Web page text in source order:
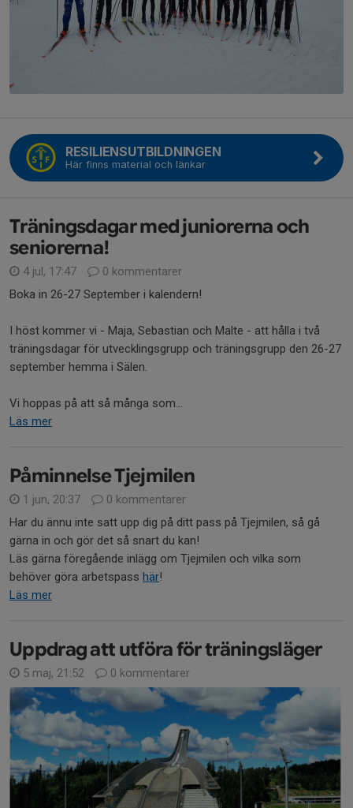
RESILIENSUTBILDNINGEN
Här finns material och länkar
Träningsdagar med juniorerna och
seniorerna!
4 jul, 17:47
0 kommentarer
Boka in 26-27 September i kalendern!
I höst kommer vi - Maja, Sebastian och Malte - att hålla i två
träningsdagar för utvecklingsgrupp och träningsgrupp den 26-27
september hemma i Sälen.
Vi hoppas på att så många som...
Läs mer
Påminnelse Tjejmilen
1 jun, 20:37
0 kommentarer
Har du ännu inte satt upp dig på ditt pass på Tjejmilen, så gå
gärna in och gör det så snart du kan!
Läs gärna föregående inlägg om Tjejmilen och vilka som
behöver göra arbetspass här!
Läs mer
Uppdrag att utföra för träningsläger
5 maj, 21:52 0 kommentarer